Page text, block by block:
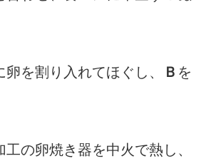
を割り入れてほぐし、 Ｂ を
の卵焼き器を中火で熱し、